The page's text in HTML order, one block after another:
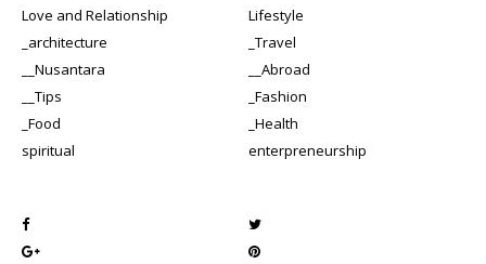
Love and Relationship
Lifestyle
_architecture
_Travel
__Nusantara
__Abroad
__Tips
_Fashion
_Food
_Health
spiritual
enterpreneurship